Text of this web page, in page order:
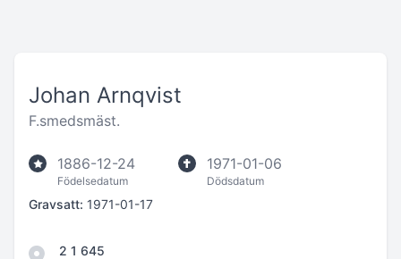
Johan Arnqvist
F.smedsmäst.
1886-12-24
Födelsedatum
1971-01-06
Dödsdatum
Gravsatt: 1971-01-17
2 1 645